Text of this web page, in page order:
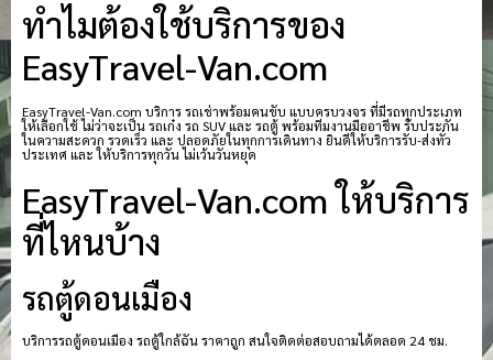
ทำไมต้องใช้บริการของ
EasyTravel-Van.com
EasyTravel-Van.com บริการ รถเช่าพร้อมคนขับ แบบครบวงจร ที่มีรถทุกประเภท
ให้เลือกใช้ ไม่ว่าจะเป็น รถเก๋ง รถ SUV และ รถตู้ พร้อมทีมงานมืออาชีพ รับประกัน
ในความสะดวก รวดเร็ว และ ปลอดภัยในทุกการเดินทาง ยินดีให้บริการรับ-ส่งทั่ว
ประเทศ และ ให้บริการทุกวัน ไม่เว้นวันหยุด
EasyTravel-Van.com ให้บริการ
ที่ไหนบ้าง
รถตู้ดอนเมือง
บริการรถตู้ดอนเมือง รถตู้ใกล้ฉัน ราคาถูก สนใจติดต่อสอบถามได้ตลอด 24 ชม.